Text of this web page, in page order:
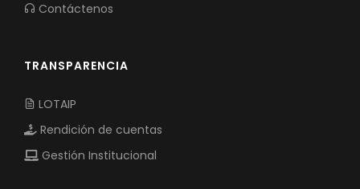
Contáctenos
TRANSPARENCIA
LOTAIP
Rendición de cuentas
Gestión Institucional